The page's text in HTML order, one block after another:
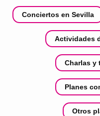
Conciertos en Sevilla
Actividades
Charlas y
Planes
Otros